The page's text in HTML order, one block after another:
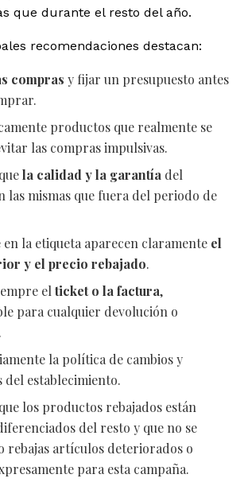
que durante el resto del año.
recomendaciones destacan:
compras y fijar un presupuesto antes
productos que realmente se
las compras impulsivas.
la calidad y la garantía del
las mismas que fuera del periodo de
la etiqueta aparecen claramente el
y el precio rebajado.
elticket o la factura,
para cualquier devolución o
la política de cambios y
del establecimiento.
los productos rebajados están
del resto y que no se
rebajas artículos deteriorados o
para esta campaña.